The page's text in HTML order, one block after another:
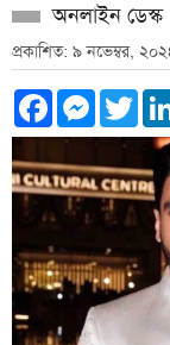
অনলাইন ডেস্ক
প্রকাশিত: ৯ নভেম্বর,
Facebook